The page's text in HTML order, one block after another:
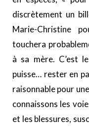
discrètement un
Marie-Christine
touchera
à sa mère. C’est
puisse… rester en
raisonnable pour
connaissons les
et les blessures,